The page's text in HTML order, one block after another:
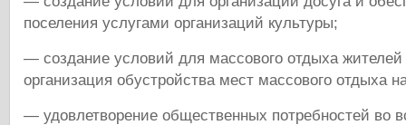
поселения услугами организаций культуры;
— создание условий для массового отдыха жителей
организация обустройства мест массового отдыха
— удовлетворение общественных потребностей во